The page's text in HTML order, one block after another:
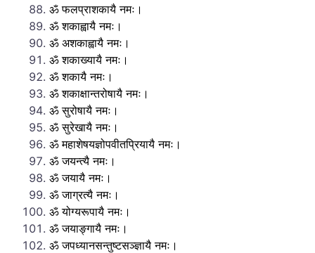
ॐ फलप्राशकायै नमः।
ॐ शकाह्वायै नमः।
ॐ अशकाह्वायै नमः।
ॐ शकाख्यायै नमः।
ॐ शकायै नमः।
ॐ शकाक्षान्तरोषायै नमः।
ॐ सुरोषायै नमः।
ॐ सुरेखायै नमः।
ॐ महाशेषयज्ञोपवीतप्रियायै नमः।
ॐ जयन्त्यै नमः।
ॐ जयायै नमः।
ॐ जाग्रत्यै नमः।
ॐ योग्यरूपायै नमः।
ॐ जयाङ्गायै नमः।
ॐ जपध्यानसन्तुष्टसञ्ज्ञायै नमः।